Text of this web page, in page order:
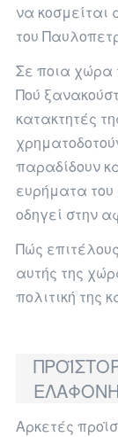
να
του
Σε ποια χώρα
Πού
κατακτητές
παραδίδουν
ευρήματα του
οδηγεί στην
Πώς
αυτής της
πολιτική της
Αρκετές